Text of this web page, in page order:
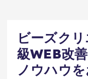
ビーズク
級WEB改
ノウハウ